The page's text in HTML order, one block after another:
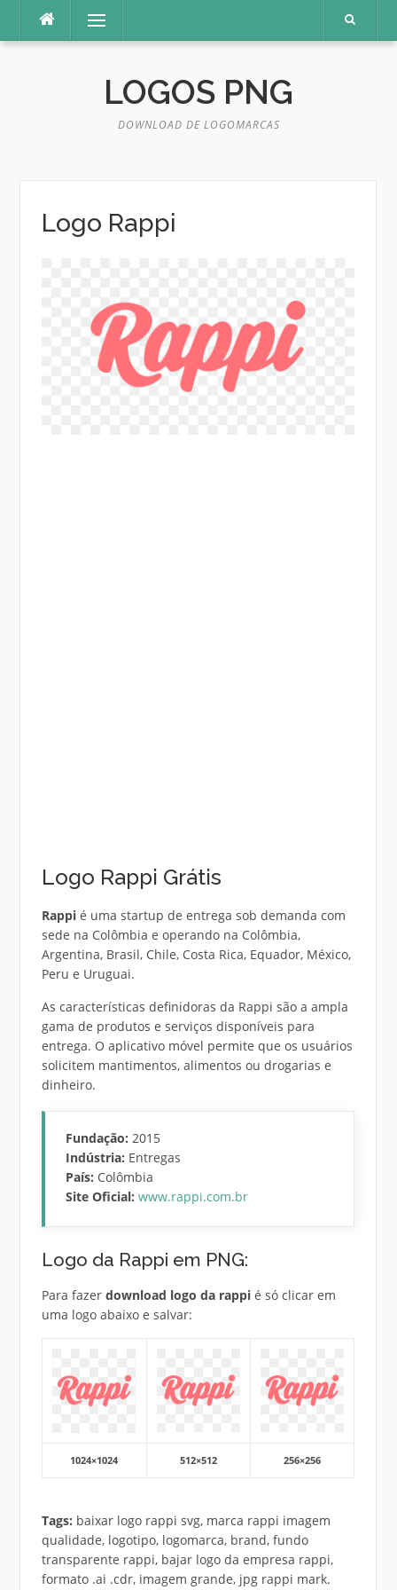
o
Menu
LOGOS PNG
DOWNLOAD DE LOGOMARCAS
Logo Rappi
Logo Rappi Grátis
Rappié uma startup de entrega sob demanda com
sede na Colômbia e operando na Colômbia,
Argentina, Brasil, Chile, Costa Rica, Equador, México,
Peru e Uruguai.
As características definidoras da Rappi são a ampla
gama de produtos e serviços disponíveis para
entrega. O aplicativo móvel permite que os usuários
solicitem mantimentos, alimentos ou drogarias e
dinheiro.
Fundação: 2015
Indústria: Entregas
País: Colômbia
Site Oficial: www.rappi.com.br
Logo da Rappi em PNG:
Para fazer download logo da rappié só clicar em
uma logo abaixo e salvar:
1024×1024 512×512 256×256
Tags: baixar logo rappi svg, marca rappi imagem
qualidade, logotipo, logomarca, brand, fundo
transparente rappi, bajar logo da empresa rappi,
formato .ai .cdr, imagem grande, jpg rappi mark.